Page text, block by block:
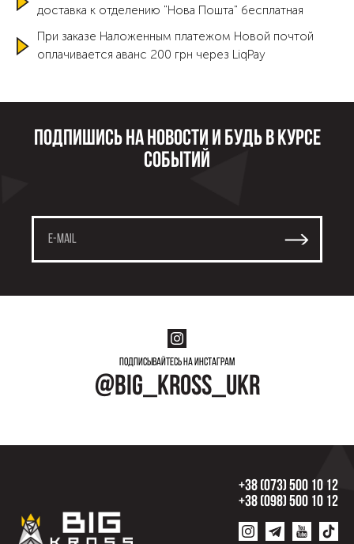
доставка к отделению "Нова Пошта" бесплатная
При заказе Наложенным платежом Новой почтой
оплачивается аванс 200 грн через LiqPay
Подпишись на новости и будь в курсе
событий
Подписывайтесь на инстаграм
@big_kross_ukr
+38 (073) 500 10 12
+38 (098) 500 10 12